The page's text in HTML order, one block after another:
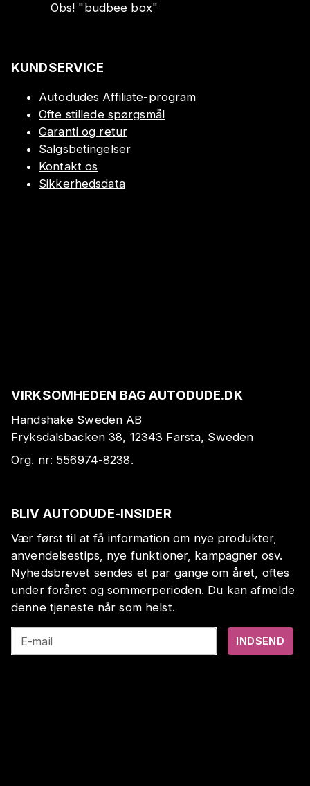
Obs! "budbee box"
KUNDSERVICE
Autodudes Affiliate-program
Ofte stillede spørgsmål
Garanti og retur
Salgsbetingelser
Kontakt os
Sikkerhedsdata
VIRKSOMHEDEN BAG AUTODUDE.DK
Handshake Sweden AB
Fryksdalsbacken 38, 12343 Farsta, Sweden
Org. nr: 556974-8238.
BLIV AUTODUDE-INSIDER
Vær først til at få information om nye produkter,
anvendelsestips, nye funktioner, kampagner osv.
Nyhedsbrevet sendes et par gange om året, oftes
under foråret og sommerperioden. Du kan afmelde
denne tjeneste når som helst.
E-mail INDSEND